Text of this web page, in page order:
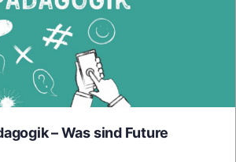
– Was sind Future